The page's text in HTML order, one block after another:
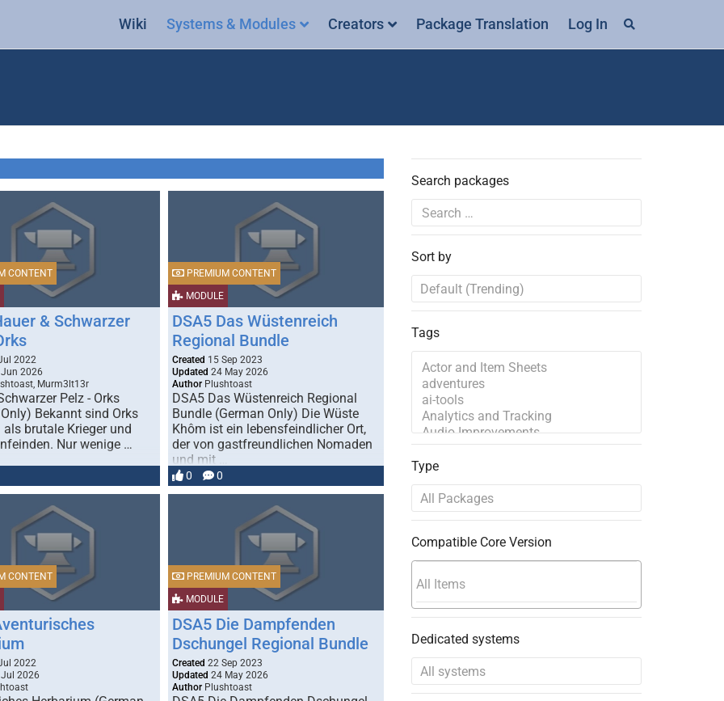
Wiki Systems & Modules Creators Package Translation Log In
CONTENT
& Schwarzer
2022
2026
Murm3lt13r
Pelz - Orks
Bekannt sind Orks
brutale Krieger und
Nur wenige …
MODULE
PREMIUM CONTENT
DSA5 Das Wüstenreich
Regional Bundle
Created 15 Sep 2023
Updated 24 May 2026
AuthorPlushtoast
DSA5 Das Wüstenreich Regional
Bundle (German Only) Die Wüste
Khôm ist ein lebensfeindlicher Ort,
der von gastfreundlichen Nomaden
und mit …
0 0
CONTENT
2022
2026
MODULE
PREMIUM CONTENT
DSA5 Die Dampfenden
Dschungel Regional Bundle
Created 22 Sep 2023
Updated 24 May 2026
AuthorPlushtoast
Search packages
Sort by
Tags
Type
Compatible Core Version
Dedicated systems